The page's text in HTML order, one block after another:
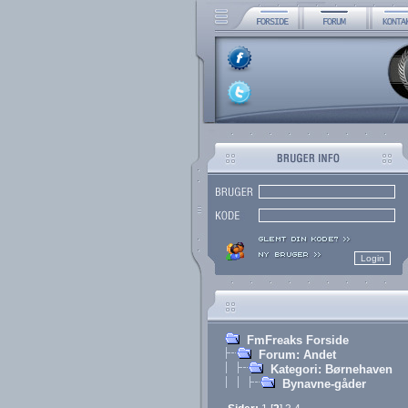
FmFreaks Forside
Forum: Andet
Kategori: Børnehaven
Bynavne-gåder